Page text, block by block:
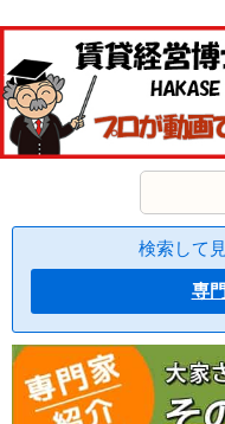
検索して
専